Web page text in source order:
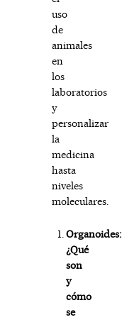
uso
de
animales
en
los
laboratorios
y
personalizar
la
medicina
hasta
niveles
moleculares.
Organoides:
¿Qué
son
y
cómo
se